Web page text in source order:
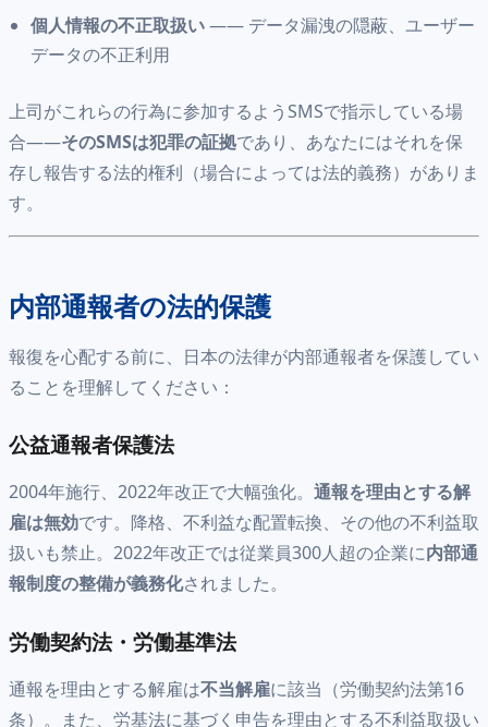
個人情報の不正取扱い—— データ漏洩の隠蔽、ユーザー
データの不正利用
上司がこれらの行為に参加するようSMSで指示している場
合——そのSMSは犯罪の証拠であり、あなたにはそれを保
存し報告する法的権利（場合によっては法的義務）がありま
す。
内部通報者の法的保護
報復を心配する前に、日本の法律が内部通報者を保護してい
ることを理解してください：
公益通報者保護法
2004年施行、2022年改正で大幅強化。 通報を理由とする解
雇は無効です。降格、不利益な配置転換、その他の不利益取
扱いも禁止。2022年改正では従業員300人超の企業に内部通
報制度の整備が義務化されました。
労働契約法・労働基準法
通報を理由とする解雇は不当解雇に該当（労働契約法第16
条）。また、労基法に基づく申告を理由とする不利益取扱い